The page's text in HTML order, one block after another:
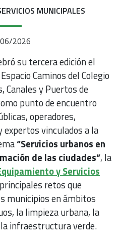
MUNICIPALES
2026
su tercera edición el
Caminos del Colegio
Canales y Puertos de
punto de encuentro
operadores,
expertos vinculados a la
“Servicios urbanos en
de las ciudades”, la
y Servicios
retos que
municipios en ámbitos
la limpieza urbana, la
infraestructura verde.